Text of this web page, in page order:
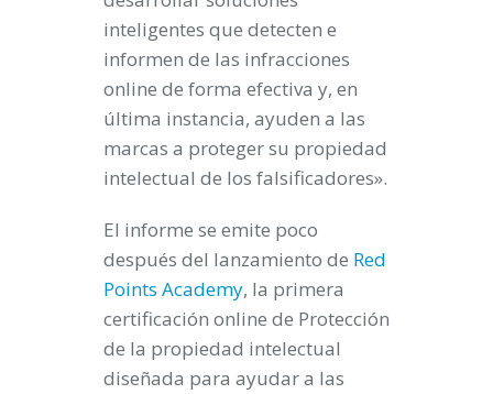
inteligentes que detecten e
informen de las infracciones
online de forma efectiva y, en
última instancia, ayuden a las
marcas a proteger su propiedad
intelectual de los falsificadores».
El informe se emite poco
después del lanzamiento de Red
Points Academy, la primera
certificación online de Protección
de la propiedad intelectual
diseñada para ayudar a las